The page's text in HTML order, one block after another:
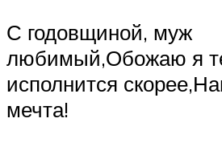
С годовщиной, муж
любимый,Обожаю я
исполнится
мечта!